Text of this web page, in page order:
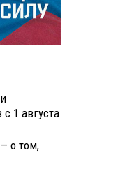
1 августа
о том,